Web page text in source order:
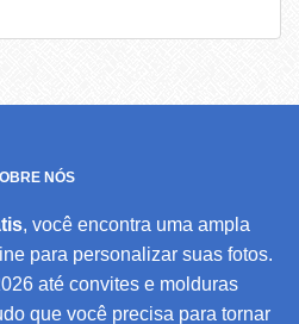
NÓS
, você encontra uma ampla
para personalizar suas fotos.
até convites e molduras
que você precisa para tornar